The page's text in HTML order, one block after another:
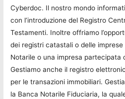
Cyberdoc. Il nostro mondo
con l’introduzione del Registro
Testamenti. Inoltre offriamo
dei registri catastali o delle
Notarile o una impresa partecipata
Gestiamo anche il registro
per le transazioni immobiliari.
la Banca Notarile Fiduciaria, la